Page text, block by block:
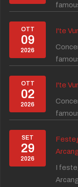
OTT
09
2026
I'te
OTT
02
2026
I'te
SET
29
2026
I